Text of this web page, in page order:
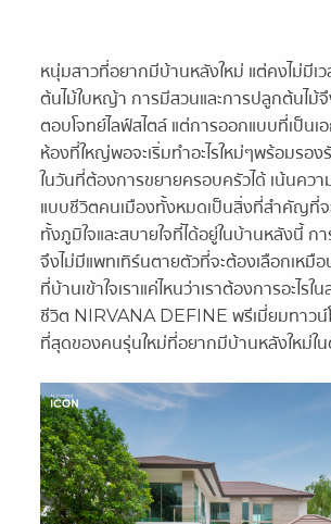
หนุ่มสาวที่อยากมีบ้านหลังใหม่ แต่คงไม่มีเ
ต้นไม้ใบหญ้า การมีสวนและการปลูกต้นไม้จึ
ตอบโจทย์ไลฟ์สไตล์ แต่การออกแบบที่เป็น
ห้องที่ใหญ่พอจะเริ่มทำอะไรใหม่ๆพร้อมรอ
ในวันที่ต้องการขยายครอบครัวได้ เน้นคว
แบบชีวิตคนเมืองทั้งหมดเป็นสิ่งที่สำคัญที่จ
ทั้งภูมิใจและสบายใจที่ได้อยู่ในบ้านหลังนี้ ก
จึงไม่มีแพทเทิร์นตายตัวที่จะต้องเลือกเห
ที่บ้านเข้าใจเราแค่ไหนว่าเราต้องการอะไรใ
ชีวิต NIRVANA DEFINE พรีเมี่ยมทาวน์
ที่สุดของคนรุ่นใหม่ที่อยากมีบ้านหลังใหม่ใ